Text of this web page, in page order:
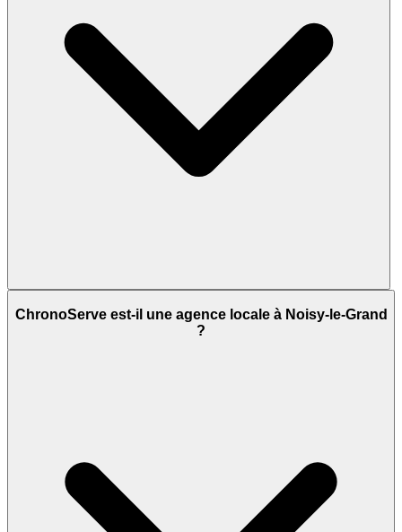
ChronoServe est-il une agence locale à Noisy-le-Grand
?